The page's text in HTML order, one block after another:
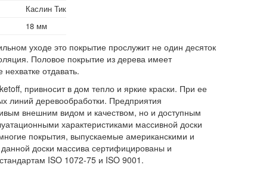
Каслин Тик
18 мм
уходе это покрытие прослужит не один десяток
Половое покрытие из дерева имеет
отдавать.
привносит в дом тепло и яркие краски. При ее
линий деревообработки. Предприятия
внешним видом и качеством, но и доступным
характеристиками массивной доски
покрытия, выпускаемые американскими и
доски массива сертифицированы и
ISO 1072-75 и ISO 9001.